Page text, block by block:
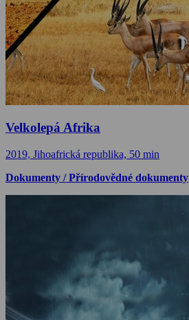
Velkolepá Afrika
2019, Jihoafrická republika, 50 min
Dokumenty / Přírodovědné dokumenty